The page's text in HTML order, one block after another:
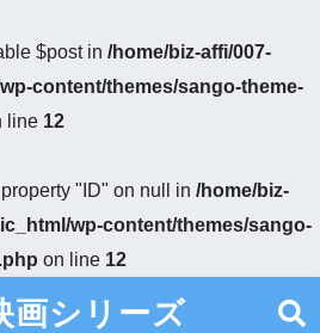
$post in /home/biz-affi/007-
content/themes/sango-theme-
line 12
"ID" on null in /home/biz-
wp-content/themes/sango-
on line 12
画シリーズ